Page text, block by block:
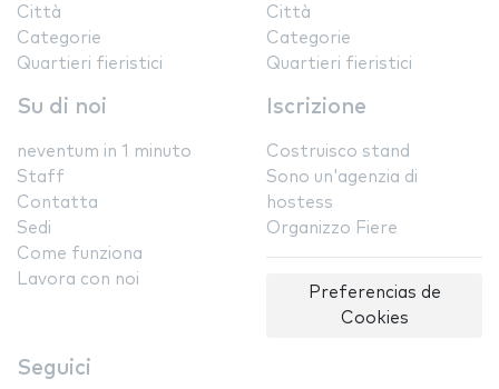
Città
Categorie
Quartieri fieristici
Città
Categorie
Quartieri fieristici
Su di noi
neventum in 1 minuto
Staff
Contatta
Sedi
Come funziona
Lavora con noi
Iscrizione
Costruisco stand
Sono un'agenzia di
hostess
Organizzo Fiere
Preferencias de
Cookies
Seguici